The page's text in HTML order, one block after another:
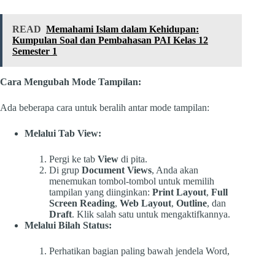
READ Memahami Islam dalam Kehidupan:
Kumpulan Soal dan Pembahasan PAI Kelas 12
Semester 1
Cara Mengubah Mode Tampilan:
Ada beberapa cara untuk beralih antar mode tampilan:
Melalui Tab View:
Pergi ke tab View di pita.
Di grup Document Views, Anda akan
menemukan tombol-tombol untuk memilih
tampilan yang diinginkan: Print Layout, Full
Screen Reading, Web Layout, Outline, dan
Draft. Klik salah satu untuk mengaktifkannya.
Melalui Bilah Status:
Perhatikan bagian paling bawah jendela Word,